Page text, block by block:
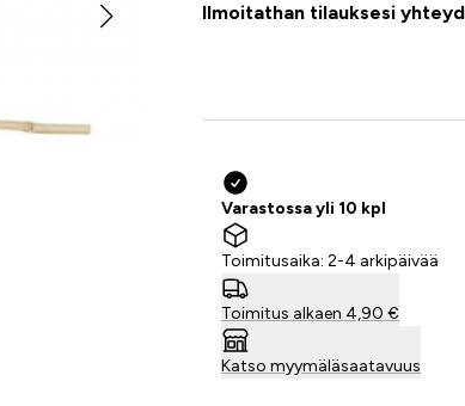
Ilmoitathan tilauksesi
Varastossa yli 10 kpl
Toimitusaika: 2-4 arkipäivää
Toimitus alkaen 4,90 €
Katso myymäläsaatavuus